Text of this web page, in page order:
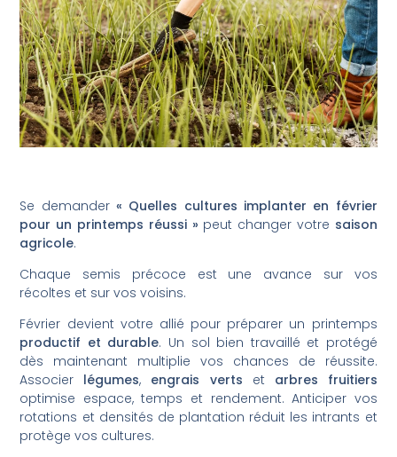
Se demander« Quelles cultures implanter en février
pour un printemps réussi » peut changer votre saison
agricole.
Chaque semis précoce est une avance sur vos
récoltes et sur vos voisins.
Février devient votre allié pour préparer un printemps
productif et durable. Un sol bien travaillé et protégé
dès maintenant multiplie vos chances de réussite.
Associer légumes, engrais verts et arbres fruitiers
optimise espace, temps et rendement. Anticiper vos
rotations et densités de plantation réduit les intrants et
protège vos cultures.